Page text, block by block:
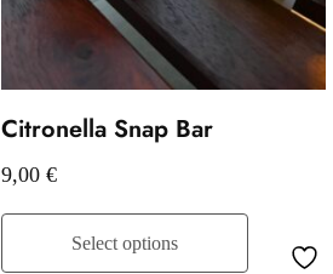
Citronella Snap Bar
9,00 €
Select options